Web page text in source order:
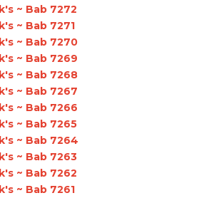
~ Bab 7272
~ Bab 7271
~ Bab 7270
~ Bab 7269
~ Bab 7268
~ Bab 7267
~ Bab 7266
~ Bab 7265
~ Bab 7264
~ Bab 7263
~ Bab 7262
~ Bab 7261